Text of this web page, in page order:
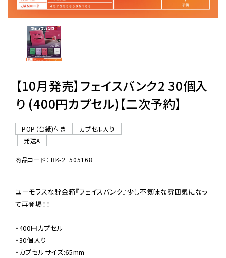
06-6282-7659
【10月発売】フェイスバンク2 30個入
り (400円カプセル)【二次予約】
POP（台紙)付き
カプセル入り
発送A
商品コード： BK-2_505168
ユーモラスな貯金箱『フェイスバンク』少し不気味な雰囲気になっ
て再登場！！
・400円カプセル
・30個入り
・カプセルサイズ:65mm